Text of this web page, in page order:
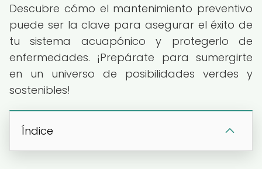
Descubre cómo el mantenimiento preventivo
puede ser la clave para asegurar el éxito de
tu sistema acuapónico y protegerlo de
enfermedades. ¡Prepárate para sumergirte
en un universo de posibilidades verdes y
sostenibles!
Índice